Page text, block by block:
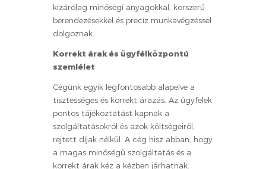
kizárólag minőségi anyagokkal, korszerű
berendezésekkel és precíz munkavégzéssel
dolgoznak.
Korrekt árak és ügyfélközpontú
szemlélet
Cégünk egyik legfontosabb alapelve a
tisztességes és korrekt árazás. Az ügyfelek
pontos tájékoztatást kapnak a
szolgáltatásokról és azok költségeiről,
rejtett díjak nélkül. A cég hisz abban, hogy
a magas minőségű szolgáltatás és a
korrekt árak kéz a kézben járhatnak.